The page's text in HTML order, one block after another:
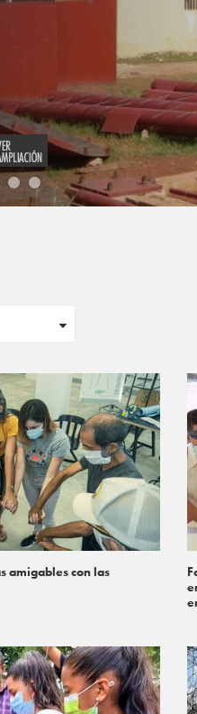
amigables con las